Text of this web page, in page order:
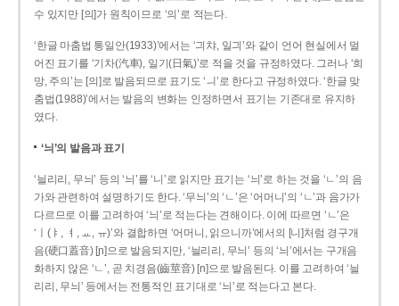
수 있지만 [의]가 원칙이므로 ‘의’로 적는다.
‘한글 마춤법 통일안(1933)’에서는 ‘긔챠, 일긔’와 같이 언어 현실에서 멀
어진 표기를 ‘기차(汽車), 일기(日氣)’로 적을 것을 규정하였다. 그러나 ‘희
망, 주의’는 [의]로 발음되므로 표기도 ‘ㅢ’로 한다고 규정하였다. ‘한글 맞
춤법(1988)’에서는 발음의 변화는 인정하면서 표기는 기존대로 유지하
였다.
‘늬’의 발음과 표기
‘늴리리, 무늬’ 등의 ‘늬’를 ‘니’로 읽지만 표기는 ‘늬’로 하는 것을 ‘ㄴ’의 음
가와 관련하여 설명하기도 한다. ‘무늬’의 ‘ㄴ’은 ‘어머니’의 ‘ㄴ’과 음가가
다르므로 이를 고려하여 ‘늬’로 적는다는 견해이다. 이에 따르면 ‘ㄴ’은
‘ㅣ(ㅑ, ㅕ, ㅛ, ㅠ)’와 결합하면 ‘어머니, 읽으니까’에서의 [니]처럼 경구개
음(硬口蓋音) [ɲ]으로 발음되지만, ‘늴리리, 무늬’ 등의 ‘늬’에서는 구개음
화하지 않은 ‘ㄴ’, 곧 치경음(齒莖音) [n]으로 발음된다. 이를 고려하여 ‘늴
리리, 무늬’ 등에서는 전통적인 표기대로 ‘늬’로 적는다고 본다.